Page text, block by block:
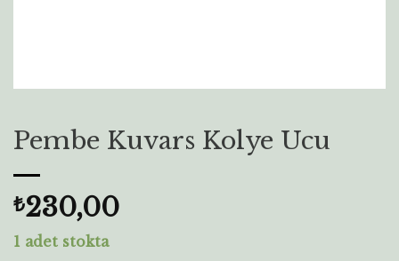
Pembe Kuvars Kolye Ucu
₺230,00
1 adet stokta